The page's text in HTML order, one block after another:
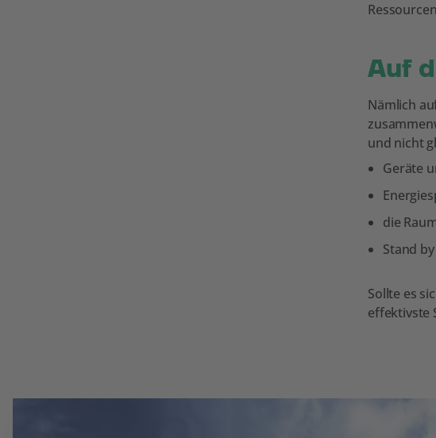
Auf
Nämlich
und nicht
Geräte
die
Stand
Sollte es
effektivste